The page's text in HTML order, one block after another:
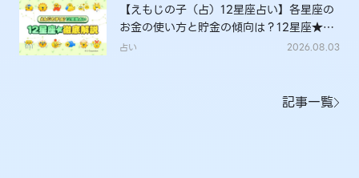
【えもじの子（占）12星座占い】各星座の
お金の使い方と貯金の傾向は？12星座★徹
底解説
占い 2026.08.03
記事一覧